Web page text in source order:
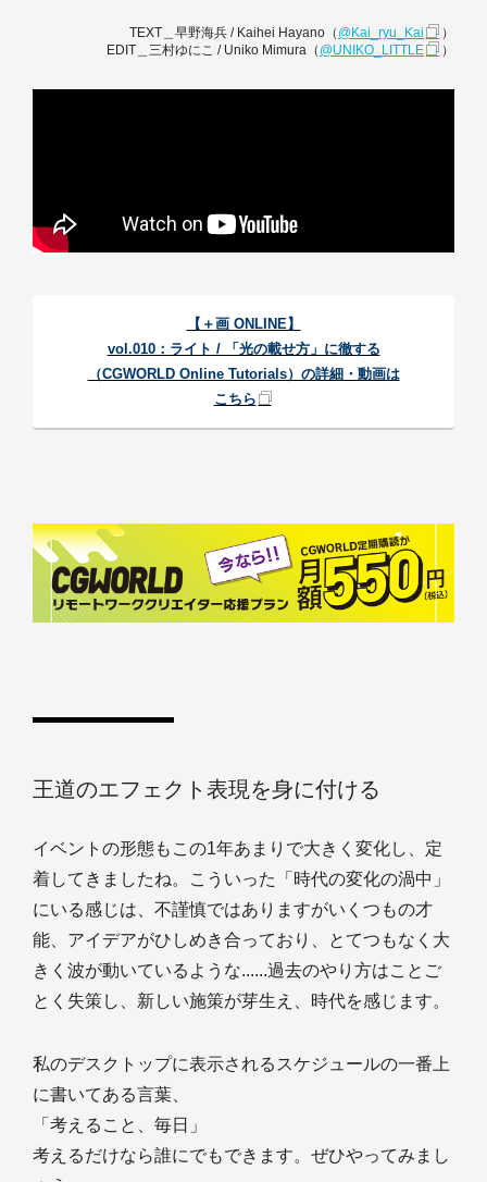
TEXT＿早野海兵 / Kaihei Hayano（ @Kai_ryu_Kai
）
EDIT＿三村ゆにこ / Uniko Mimura（ @UNIKO_LITTLE ）
【＋画 ONLINE】
vol.010：ライト / 「光の載せ方」に徹する
（CGWORLD Online Tutorials）の詳細・動画は
こちら
王道のエフェクト表現を身に付ける
イベントの形態もこの1年あまりで大きく変化し、定
着してきましたね。こういった「時代の変化の渦中」
にいる感じは、不謹慎ではありますがいくつもの才
能、アイデアがひしめき合っており、とてつもなく大
きく波が動いているような......過去のやり方はことご
とく失策し、新しい施策が芽生え、時代を感じます。
私のデスクトップに表示されるスケジュールの一番上
に書いてある言葉、
「考えること、毎日」
考えるだけなら誰にでもできます。ぜひやってみまし